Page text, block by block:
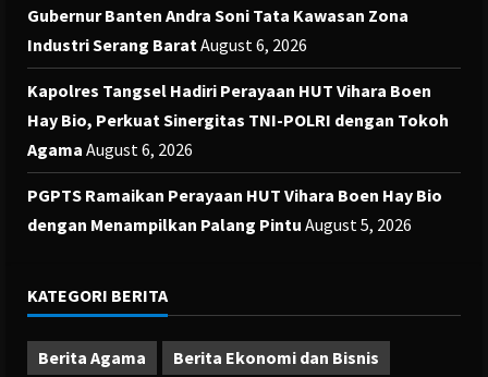
Gubernur Banten Andra Soni Tata Kawasan Zona
Industri Serang Barat August 6, 2026
Kapolres Tangsel Hadiri Perayaan HUT Vihara Boen
Hay Bio, Perkuat Sinergitas TNI-POLRI dengan Tokoh
Agama August 6, 2026
PGPTS Ramaikan Perayaan HUT Vihara Boen Hay Bio
dengan Menampilkan Palang Pintu August 5, 2026
KATEGORI BERITA
Berita Agama
Berita Ekonomi dan Bisnis